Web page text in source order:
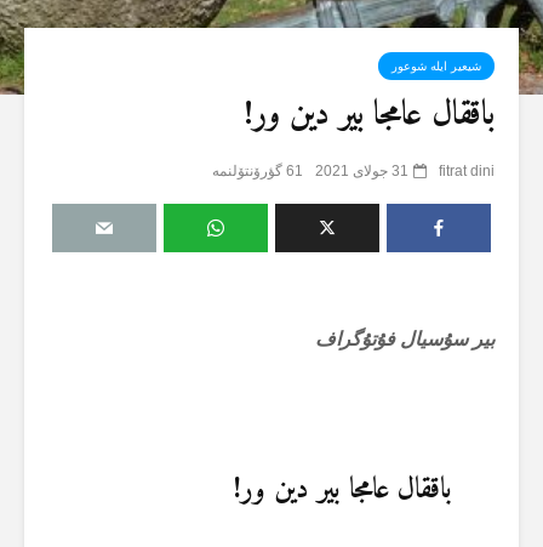
شیعیر ایلە شوعور
باققال عامجا بیر دین ور!
fitrat dini 31 جولای 2021 61 گؤرۆنتۆلنمە
بیر سۇسیال فۇتۇگراف
باققال عامجا بیر دین ور!